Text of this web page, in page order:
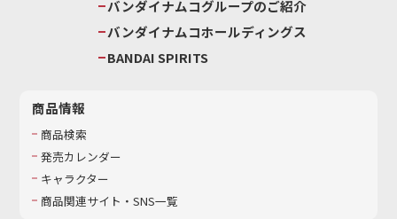
バンダイナムコグループのご紹介
バンダイナムコホールディングス
BANDAI SPIRITS
商品情報
商品検索
発売カレンダー
キャラクター
商品関連サイト・SNS一覧